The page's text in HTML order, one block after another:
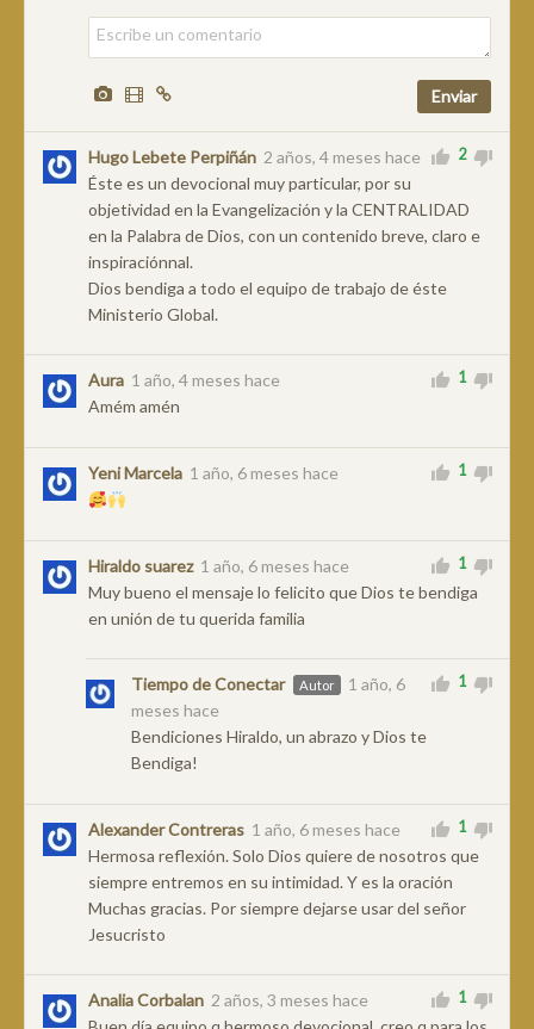
Hugo Lebete Perpiñán 2 años, 4 meses hace
Éste es un devocional muy particular, por su
objetividad en la Evangelización y la CENTRALIDAD
en la Palabra de Dios, con un contenido breve, claro e
inspiraciónnal.
Dios bendiga a todo el equipo de trabajo de éste
Ministerio Global.
2
Aura 1 año, 4 meses hace
Amém amén
1
Yeni Marcela 1 año, 6 meses hace 1
Hiraldo suarez 1 año, 6 meses hace
Muy bueno el mensaje lo felicito que Dios te bendiga
en unión de tu querida familia
1
Tiempo de Conectar Autor
1 año, 6
meses hace
Bendiciones Hiraldo, un abrazo y Dios te
Bendiga!
1
Alexander Contreras 1 año, 6 meses hace
Hermosa reflexión. Solo Dios quiere de nosotros que
siempre entremos en su intimidad. Y es la oración
Muchas gracias. Por siempre dejarse usar del señor
Jesucristo
1
Analia Corbalan 2 años, 3 meses hace
1